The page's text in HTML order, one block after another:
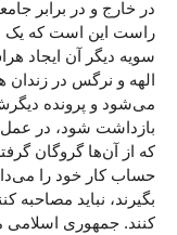
در خارج و در برابر
راست این است که یک‌
سویه دیگر آن ایجاد
الهه و نرگس در زندان
می‌شود و پرونده
بازداشت شود، در
که از آن‌ها گروگان‌
حساب کار خود را
بگیرند، نباید مصاحبه
کنند. جمهوری اسلامی